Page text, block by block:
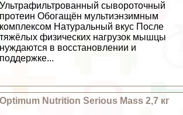
Ультрафильтрованный сывороточный
протеин Обогащён мультиэнзимным
комплексом Натуральный вкус После
тяжёлых физических нагрузок мышцы
нуждаются в восстановлении и
поддержке...
Optimum Nutrition Serious Mass 2,7 кг